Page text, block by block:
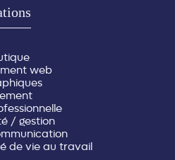
web
/ gestion
de vie au travail